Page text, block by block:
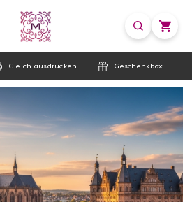
Gleich ausdrucken Geschenkbox